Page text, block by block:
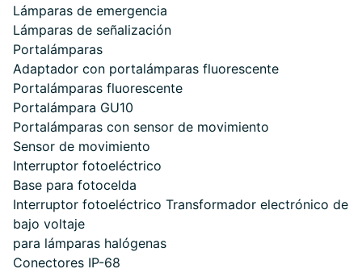
Lámparas de emergencia
Lámparas de señalización
Portalámparas
Adaptador con portalámparas fluorescente
Portalámparas fluorescente
Portalámpara GU10
Portalámparas con sensor de movimiento
Sensor de movimiento
Interruptor fotoeléctrico
Base para fotocelda
Interruptor fotoeléctrico Transformador electrónico de
bajo voltaje
para lámparas halógenas
Conectores IP-68